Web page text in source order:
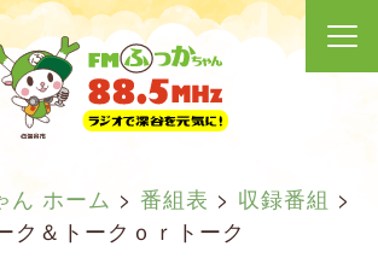
ん ホーム > 番組表 > 収録番組 >
ク＆トークｏｒトーク